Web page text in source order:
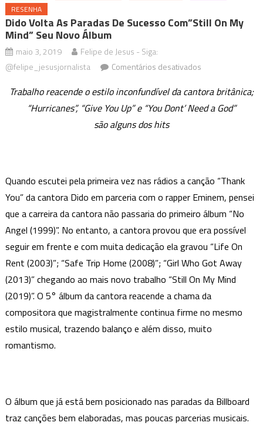
RESENHA
Dido Volta As Paradas De Sucesso Com”Still On My
Mind” Seu Novo Álbum
maio 3, 2019
Felipe de Jesus - Siga:
@felipe_jesusjornalista
Comentários desativadosem
volta
as
On
My
Mind”
seu
novo
Trabalho reacende o estilo inconfundível da cantora britânica;
“Hurricanes”, “Give You Up” e “You Dont’ Need a God”
são alguns dos hits
Quando escutei pela primeira vez nas rádios a canção “Thank
You” da cantora Dido em parceria com o rapper Eminem, pensei
que a carreira da cantora não passaria do primeiro álbum “No
Angel (1999)”. No entanto, a cantora provou que era possível
seguir em frente e com muita dedicação ela gravou “Life On
Rent (2003)”; “Safe Trip Home (2008)”; “Girl Who Got Away
(2013)” chegando ao mais novo trabalho “Still On My Mind
(2019)”. O 5° álbum da cantora reacende a chama da
compositora que magistralmente continua firme no mesmo
estilo musical, trazendo balanço e além disso, muito
romantismo.
O álbum que já está bem posicionado nas paradas da Billboard
traz canções bem elaboradas, mas poucas parcerias musicais.